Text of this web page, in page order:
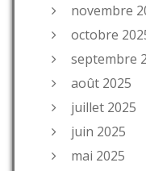
novembre
octobre
septembre
août 2025
juillet 2025
juin 2025
mai 2025